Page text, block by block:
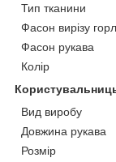
Тип тканини
Фасон вирізу
Фасон рукава
Колір
Вид виробу
Довжина рукава
Розмір